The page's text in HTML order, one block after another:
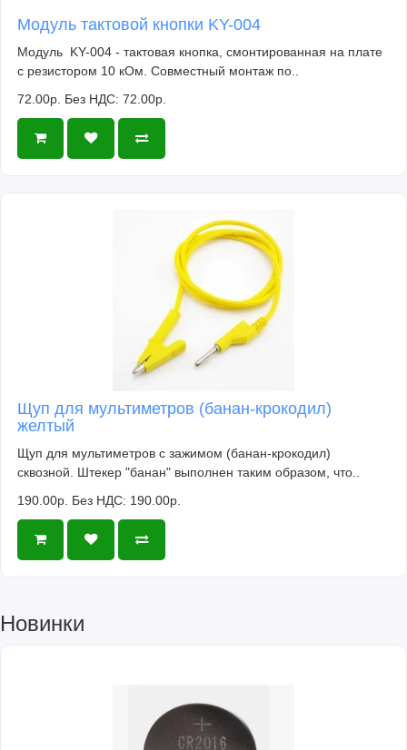
Модуль тактовой кнопки KY-004
Модуль KY-004 - тактовая кнопка, смонтированная на плате
с резистором 10 кОм. Совместный монтаж по..
72.00р. Без НДС: 72.00р.
Щуп для мультиметров (банан-крокодил)
желтый
Щуп для мультиметров с зажимом (банан-крокодил)
сквозной. Штекер "банан" выполнен таким образом, что..
190.00р. Без НДС: 190.00р.
Новинки